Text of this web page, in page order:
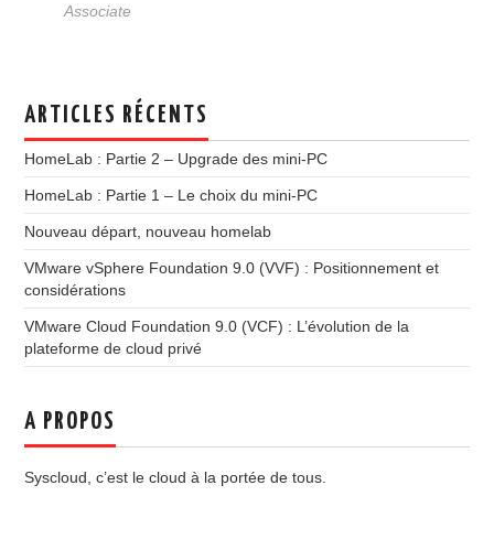
Associate
ARTICLES RÉCENTS
HomeLab : Partie 2 – Upgrade des mini-PC
HomeLab : Partie 1 – Le choix du mini-PC
Nouveau départ, nouveau homelab
VMware vSphere Foundation 9.0 (VVF) : Positionnement et
considérations
VMware Cloud Foundation 9.0 (VCF) : L’évolution de la
plateforme de cloud privé
A PROPOS
Syscloud, c’est le cloud à la portée de tous.